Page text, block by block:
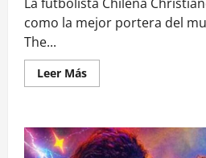
como la mejor portera del
The...
Leer MásLeer
más
Endler
es
electa